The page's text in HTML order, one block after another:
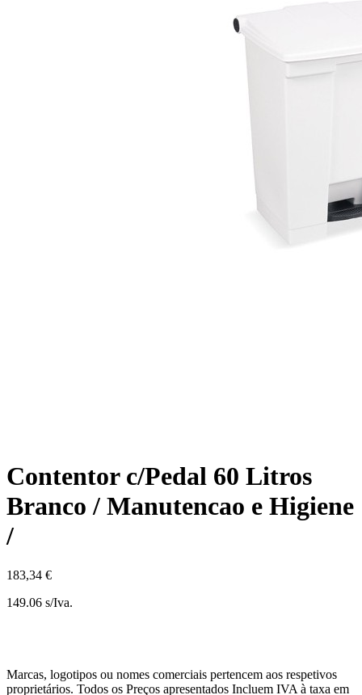
Contentor c/Pedal 60 Litros
Branco / Manutencao e Higiene
/
183,34 €
149.06 s/Iva.
Marcas, logotipos ou nomes comerciais pertencem aos respetivos
proprietários. Todos os Preços apresentados Incluem IVA à taxa em